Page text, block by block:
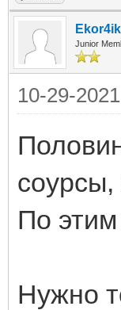
Ekor4ik
Junior
10-29-
соурсы,
По
Нужно